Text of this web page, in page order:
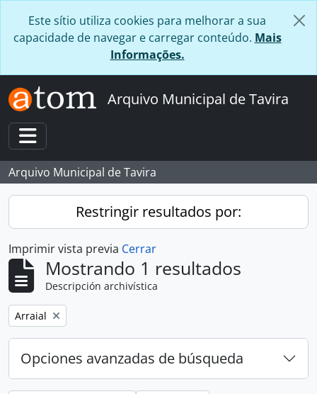
Este sítio utiliza cookies para melhorar a sua
capacidade de navegar e carregar conteúdo. Mais
Informações.
Arquivo Municipal de Tavira
Toggle navigation
Arquivo Municipal de Tavira
Restringir resultados por:
Imprimir vista previa Cerrar
Mostrando 1 resultados
Descripción archivística
Remove filter:
Arraial
Opciones avanzadas de búsqueda